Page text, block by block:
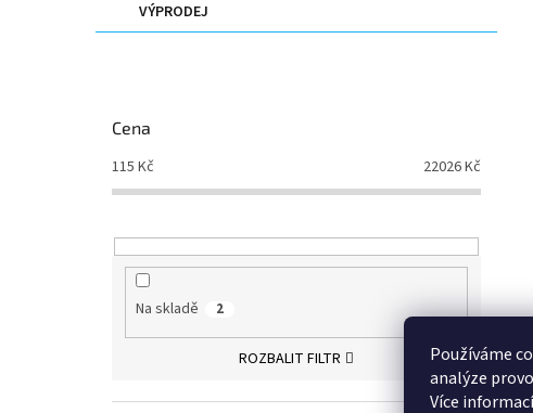
Používáme
analýze
Více
VÝPRODEJ
Cena
115 Kč 22026Kč
Na skladě 2
ROZBALIT FILTR